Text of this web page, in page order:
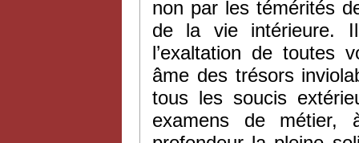
non par les témérités
de la vie intérieure.
l’exaltation de toutes
âme des trésors
tous les soucis
examens de métier,